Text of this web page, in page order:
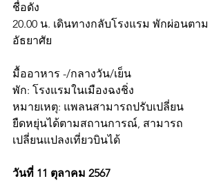
ชื่อดัง
20.00 น. เดินทางกลับโรงแรม พักผ่อนตาม
อัธยาศัย
มื้ออาหาร -/กลางวัน/เย็น
พัก: โรงแรมในเมืองฉงชิ่ง
หมายเหตุ: แพลนสามารถปรับเปลี่ยน
ยืดหยุ่นได้ตามสถานการณ์, สามารถ
เปลี่ยนแปลงเที่ยวบินได้
วันที่ 11 ตุลาคม 2567